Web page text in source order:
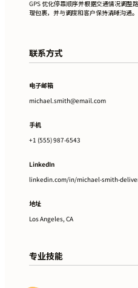
GPS 优化停靠顺序并根据交通情况调整
理包裹，并与调度和客户保持清晰沟通。
联系方式
电子邮箱
michael.smith@email.com
手机
+1 (555) 987-6543
LinkedIn
linkedin.com/in/michael-smith-
地址
Los Angeles, CA
专业技能